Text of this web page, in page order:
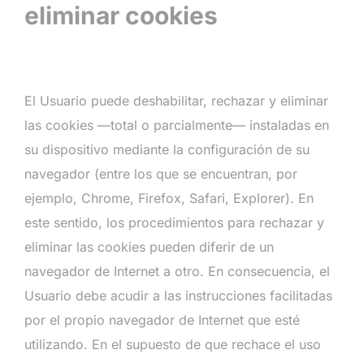
eliminar cookies
El Usuario puede deshabilitar, rechazar y eliminar
las cookies —total o parcialmente— instaladas en
su dispositivo mediante la configuración de su
navegador (entre los que se encuentran, por
ejemplo, Chrome, Firefox, Safari, Explorer). En
este sentido, los procedimientos para rechazar y
eliminar las cookies pueden diferir de un
navegador de Internet a otro. En consecuencia, el
Usuario debe acudir a las instrucciones facilitadas
por el propio navegador de Internet que esté
utilizando. En el supuesto de que rechace el uso